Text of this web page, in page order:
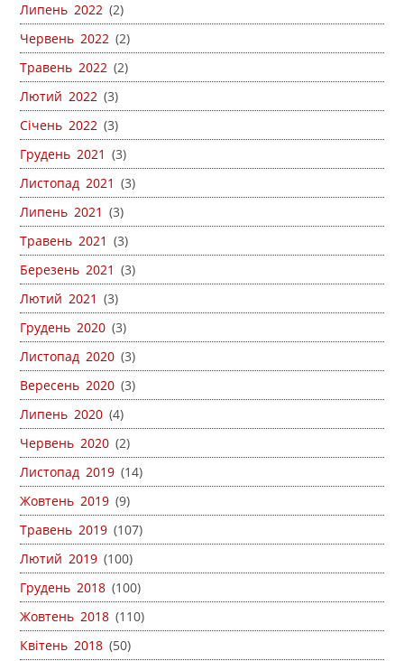
Липень 2022 (2)
Червень 2022 (2)
Травень 2022 (2)
Лютий 2022 (3)
Січень 2022 (3)
Грудень 2021 (3)
Листопад 2021 (3)
Липень 2021 (3)
Травень 2021 (3)
Березень 2021 (3)
Лютий 2021 (3)
Грудень 2020 (3)
Листопад 2020 (3)
Вересень 2020 (3)
Липень 2020 (4)
Червень 2020 (2)
Листопад 2019 (14)
Жовтень 2019 (9)
Травень 2019 (107)
Лютий 2019 (100)
Грудень 2018 (100)
Жовтень 2018 (110)
Квітень 2018 (50)